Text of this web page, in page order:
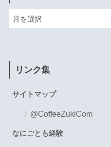
リンク集
サイトマップ
@CoffeeZukiCom
なにごとも経験